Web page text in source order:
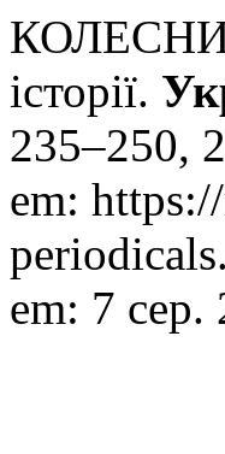
історії.
235–250,
em:
em: 7 сер.